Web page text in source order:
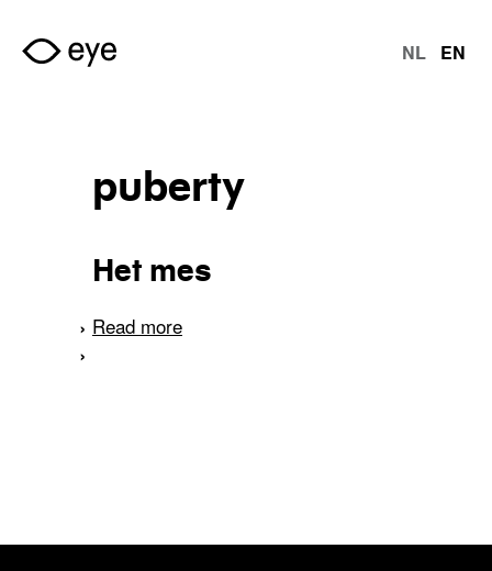
Skip to main content
NL EN
puberty
Het mes
Read more